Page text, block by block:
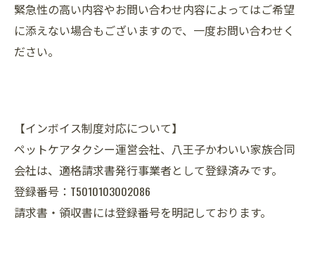
緊急性の高い内容やお問い合わせ内容によってはご希望
に添えない場合もございますので、一度お問い合わせく
ださい。
【インボイス制度対応について】
ペットケアタクシー運営会社、八王子かわいい家族合同
会社は、適格請求書発行事業者として登録済みです。
登録番号：T5010103002086
請求書・領収書には登録番号を明記しております。